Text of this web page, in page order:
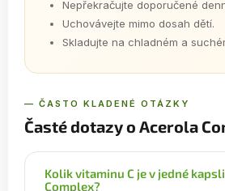
Nepřekračujte doporučené
Uchovávejte mimo dosah dětí.
Skladujte na chladném a
— ČASTO KLADENÉ OTÁZKY
Časté dotazy o Acerola
Kolik vitaminu C je v jedné
Complex?